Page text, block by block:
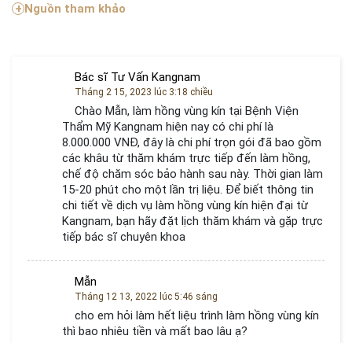
Nguồn tham khảo
Bác sĩ Tư Vấn Kangnam
Tháng 2 15, 2023 lúc 3:18 chiều
Chào Mẫn, làm hồng vùng kín tại Bệnh Viện
Thẩm Mỹ Kangnam hiện nay có chi phí là
8.000.000 VNĐ, đây là chi phí trọn gói đã bao gồm
các khâu từ thăm khám trực tiếp đến làm hồng,
chế độ chăm sóc bảo hành sau này. Thời gian làm
15-20 phút cho một lần trị liệu. Để biết thông tin
chi tiết về dịch vụ làm hồng vùng kín hiện đại từ
Kangnam, bạn hãy đặt lịch thăm khám và gặp trực
tiếp bác sĩ chuyên khoa
Mẫn
Tháng 12 13, 2022 lúc 5:46 sáng
cho em hỏi làm hết liệu trình làm hồng vùng kín
thì bao nhiêu tiền và mất bao lâu ạ?